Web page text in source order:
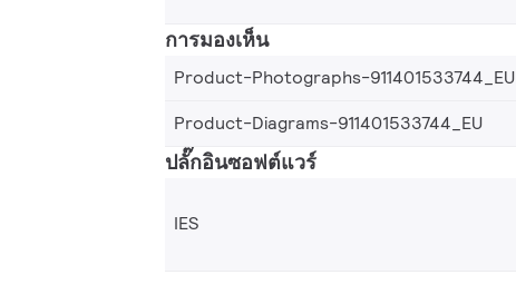
การมองเห็น
Product-Photographs-911401533744_EU
Product-Diagrams-911401533744_EU
ปลั๊กอินซอฟต์แวร์
IES